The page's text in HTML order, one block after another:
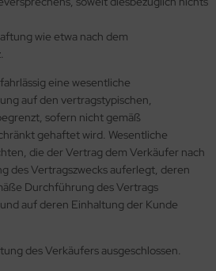
wie etwa nach dem
eine wesentliche
auf den vertragstypischen,
sofern nicht gemäß
gehaftet wird. Wesentliche
die der Vertrag dem Verkäufer nach
des Vertragszwecks auferlegt, deren
Durchführung des Vertrags
auf deren Einhaltung der Kunde
des Verkäufers ausgeschlossen.